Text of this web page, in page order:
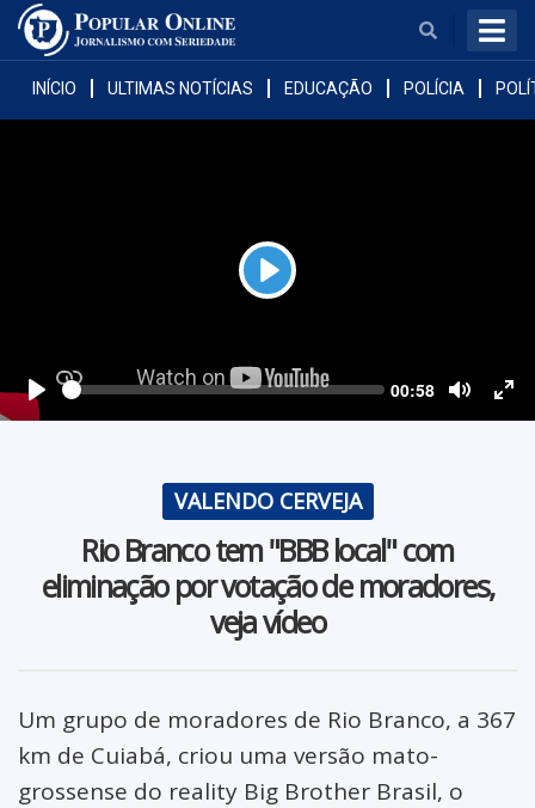
Cáceres
Figueirópolis D'Oeste
Glória D'Oeste
Indiavaí
Lambari D'Oeste
Mirassol D'Oeste
Edição digital
Informes publicitários
Revista Popular
TV Popular Web
INÍCIO ULTIMAS NOTÍCIAS EDUCAÇÃO POLÍCIA
Play
Play
Seek Current
00:58
Mute
VALENDO CERVEJA
Rio Branco tem "BBB local" com
eliminação por votação de moradores,
veja vídeo
Um grupo de moradores de Rio Branco, a 367
km de Cuiabá, criou uma versão mato-
grossense do reality Big Brother Brasil, o